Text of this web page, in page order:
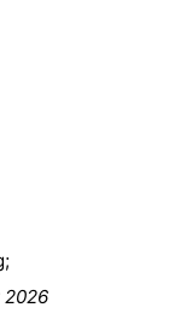
2026